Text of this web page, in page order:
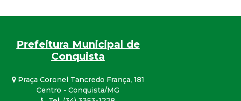
Prefeitura Municipal de
Conquista
Praça Coronel Tancredo França, 181
Centro - Conquista/MG